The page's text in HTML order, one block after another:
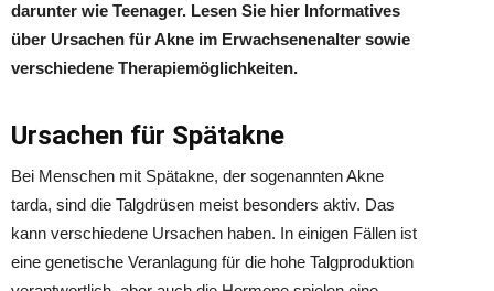
darunter wie Teenager. Lesen Sie hier Informatives
über Ursachen für Akne im Erwachsenenalter sowie
verschiedene Therapiemöglichkeiten.
Ursachen für Spätakne
Bei Menschen mit Spätakne, der sogenannten Akne
tarda, sind die Talgdrüsen meist besonders aktiv. Das
kann verschiedene Ursachen haben. In einigen Fällen ist
eine genetische Veranlagung für die hohe Talgproduktion